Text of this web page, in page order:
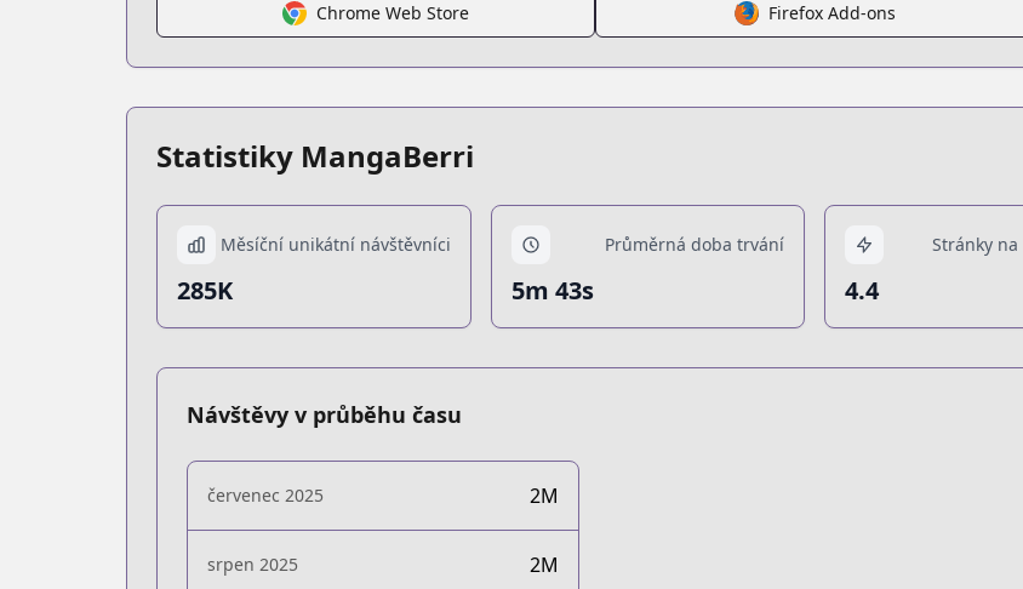
Chrome Web Store Firefox Add-ons
Statistiky MangaBerri
Měsíční unikátní návštěvníci
285K
Průměrná doba trvání
5m 43s
Stránky
4.4
Návštěvy v průběhu času
červenec 2025 2M
srpen 2025 2M